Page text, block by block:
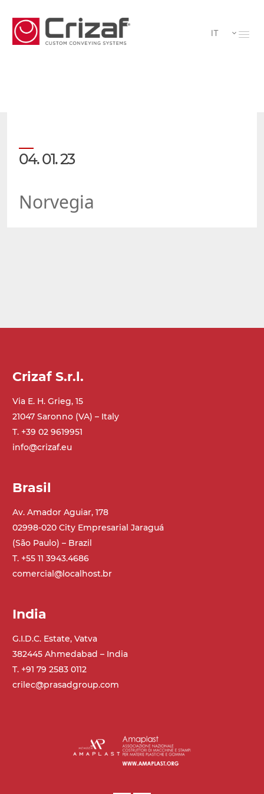
IT
04. 01. 23
Norvegia
Crizaf S.r.l.
Via E. H. Grieg, 15
21047 Saronno (VA) – Italy
T. +39 02 9619951
info@crizaf.eu
Brasil
Av. Amador Aguiar, 178
02998-020 City Empresarial Jaraguá
(São Paulo) – Brazil
T. +55 11 3943.4686
comercial@localhost.br
India
G.I.D.C. Estate, Vatva
382445 Ahmedabad – India
T. +91 79 2583 0112
crilec@prasadgroup.com